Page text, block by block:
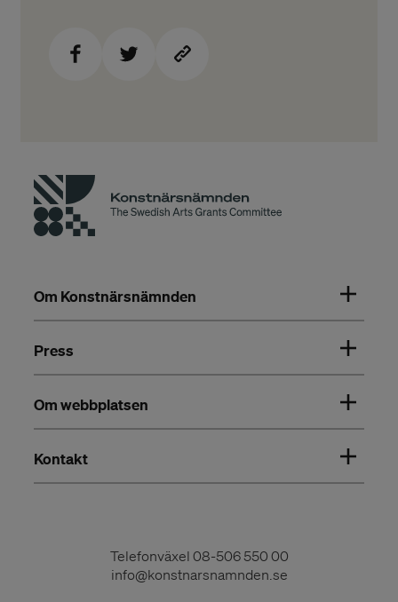
Om Konstnärsnämnden
Press
Om webbplatsen
Kontakt
Telefonväxel 08-506 550 00
info@konstnarsnamnden.se